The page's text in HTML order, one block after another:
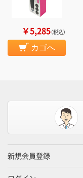
￥5,285（税込）
カゴへ
新規会員登録